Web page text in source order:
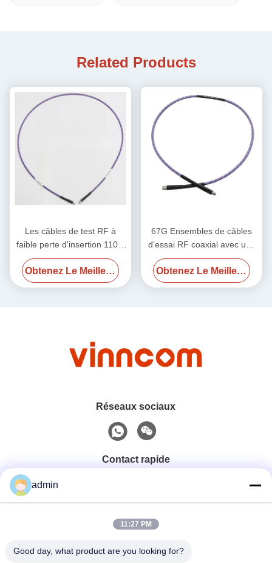
Related Products
Les câbles de test RF à
faible perte d'insertion 110G
pour le laboratoire
Obtenez Le Meilleur Prix
67G Ensembles de câbles
d'essai RF coaxial avec une
impédance de 50 Ohm
Obtenez Le Meilleur Prix
Réseaux sociaux
Contact rapide
0086-551-65396351
E-Mail
admin
11:27 PM
Good day, what product are you looking for?